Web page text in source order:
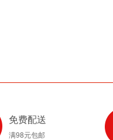
免费配送
满98元包邮